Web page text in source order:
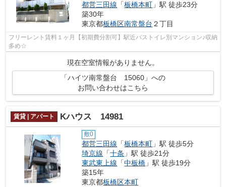
都営三田線 「板橋本町 」駅 徒歩23分
築30年
東京都板橋区南常盤台 ２丁目
フリーレント賃料１ヶ月【初期費分割可】駅近バストイレ別マンション♪収納
多め☆
現在空室情報がありません。
「ハイツ南常盤台 15060」への
お問い合わせはこちら
賃貸 | アパート Kハウス 14981
敷0
都営三田線 「板橋本町 」駅 徒歩5分
埼京線 「十条 」駅 徒歩21分
東武東上線 「中板橋 」駅 徒歩19分
築15年
東京都板橋区本町